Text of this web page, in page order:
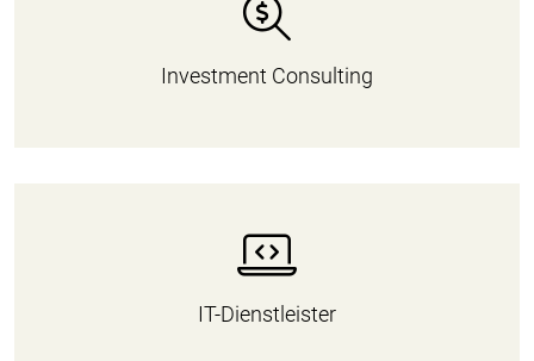
Investment Consulting
IT-Dienstleister